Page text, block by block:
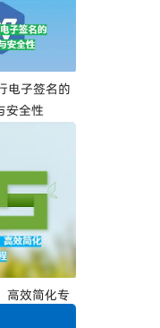
电子签名的
安全性
高效简化专